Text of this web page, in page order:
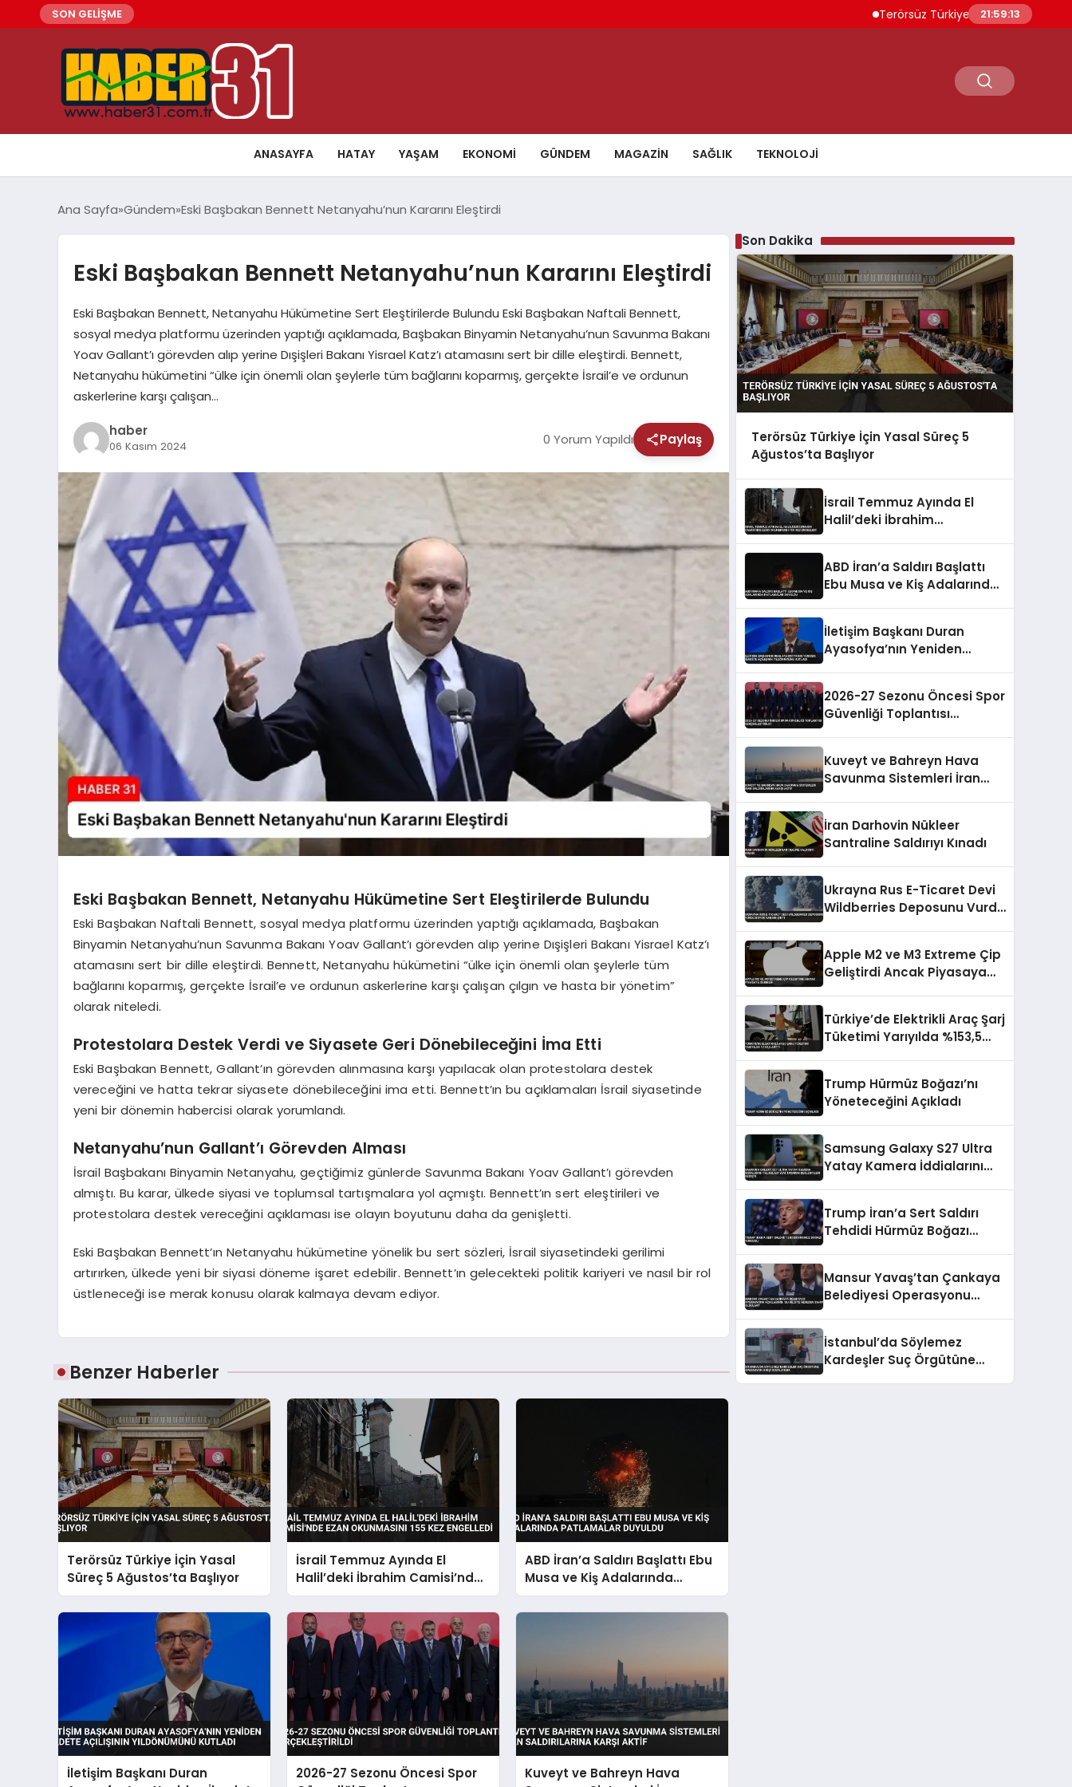
SON GELİŞME Terörsüz Türkiye İçin Yasal Süreç 5
21:59:14
ANASAYFA HATAY YAŞAM EKONOMI GÜNDEM MAGAZIN SAĞLIK TEKNOLOJI
Ana Sayfa Gündem Eski Başbakan Bennett Netanyahu’nun Kararını Eleştirdi
Eski Başbakan Bennett Netanyahu’nun Kararını Eleştirdi
Eski Başbakan Bennett, Netanyahu Hükümetine Sert Eleştirilerde Bulundu Eski Başbakan Naftali Bennett,
sosyal medya platformu üzerinden yaptığı açıklamada, Başbakan Binyamin Netanyahu’nun Savunma Bakanı
Yoav Gallant’ı görevden alıp yerine Dışişleri Bakanı Yisrael Katz’ı atamasını sert bir dille eleştirdi. Bennett,
Netanyahu hükümetini “ülke için önemli olan şeylerle tüm bağlarını koparmış, gerçekte İsrail’e ve ordunun
askerlerine karşı çalışan…
haber
06 Kasım 2024 0 Yorum Yapıldı Paylaş
Eski Başbakan Bennett, Netanyahu Hükümetine Sert Eleştirilerde Bulundu
Eski Başbakan Naftali Bennett, sosyal medya platformu üzerinden yaptığı açıklamada, Başbakan
Binyamin Netanyahu’nun Savunma Bakanı Yoav Gallant’ı görevden alıp yerine Dışişleri Bakanı Yisrael Katz’ı
atamasını sert bir dille eleştirdi. Bennett, Netanyahu hükümetini “ülke için önemli olan şeylerle tüm
bağlarını koparmış, gerçekte İsrail’e ve ordunun askerlerine karşı çalışan çılgın ve hasta bir yönetim”
olarak niteledi.
Protestolara Destek Verdi ve Siyasete Geri Dönebileceğini İma Etti
Eski Başbakan Bennett, Gallant’ın görevden alınmasına karşı yapılacak olan protestolara destek
vereceğini ve hatta tekrar siyasete dönebileceğini ima etti. Bennett’ın bu açıklamaları İsrail siyasetinde
yeni bir dönemin habercisi olarak yorumlandı.
Netanyahu’nun Gallant’ı Görevden Alması
İsrail Başbakanı Binyamin Netanyahu, geçtiğimiz günlerde Savunma Bakanı Yoav Gallant’ı görevden
almıştı. Bu karar, ülkede siyasi ve toplumsal tartışmalara yol açmıştı. Bennett’ın sert eleştirileri ve
protestolara destek vereceğini açıklaması ise olayın boyutunu daha da genişletti.
Eski Başbakan Bennett’ın Netanyahu hükümetine yönelik bu sert sözleri, İsrail siyasetindeki gerilimi
artırırken, ülkede yeni bir siyasi döneme işaret edebilir. Bennett’ın gelecekteki politik kariyeri ve nasıl bir rol
üstleneceği ise merak konusu olarak kalmaya devam ediyor.
Benzer Haberler
Terörsüz Türkiye İçin Yasal
Süreç 5 Ağustos’ta Başlıyor
İsrail Temmuz Ayında El
Halil’deki İbrahim Camisi’nde
Ezan Okunmasını 155 Kez
Engelledi
ABD İran’a Saldırı Başlattı Ebu
Musa ve Kiş Adalarında
Patlamalar Duyuldu
İletişim Başkanı Duran
2026-27 Sezonu Öncesi Spor
Kuveyt ve Bahreyn Hava
Son Dakika
Terörsüz Türkiye İçin Yasal Süreç 5
Ağustos’ta Başlıyor
İsrail Temmuz Ayında El
Halil’deki İbrahim
Engelledi
ABD İran’a Saldırı Başlattı
Ebu Musa ve Kiş Adalarında
İletişim Başkanı Duran
Ayasofya’nın Yeniden
2026-27 Sezonu Öncesi Spor
Güvenliği Toplantısı
Kuveyt ve Bahreyn Hava
Savunma Sistemleri İran
İran Darhovin Nükleer
Santraline Saldırıyı Kınadı
Ukrayna Rus E-Ticaret Devi
Wildberries Deposunu Vurdu
Apple M2 ve M3 Extreme Çip
Geliştirdi Ancak Piyasaya
Türkiye’de Elektrikli Araç Şarj
Tüketimi Yarıyılda %153,5
Trump Hürmüz Boğazı’nı
Yöneteceğini Açıkladı
Samsung Galaxy S27 Ultra
Yatay Kamera İddialarını
Trump İran’a Sert Saldırı
Tehdidi Hürmüz Boğazı
Mansur Yavaş’tan Çankaya
Belediyesi Operasyonu
İstanbul’da Söylemez
Kardeşler Suç Örgütüne